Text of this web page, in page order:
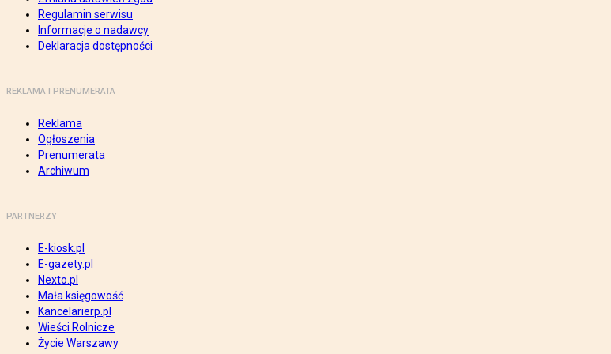
Regulamin serwisu
Informacje o nadawcy
Deklaracja dostępności
REKLAMA I PRENUMERATA
Reklama
Ogłoszenia
Prenumerata
Archiwum
PARTNERZY
E-kiosk.pl
E-gazety.pl
Nexto.pl
Mała księgowość
Kancelarierp.pl
Wieści Rolnicze
Życie Warszawy